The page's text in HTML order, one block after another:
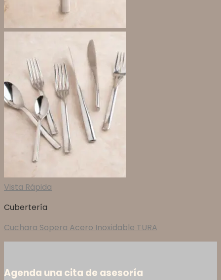
Vista Rápida
Cubertería
Cuchara Sopera Acero Inoxidable TURA
Agenda una cita de asesoría